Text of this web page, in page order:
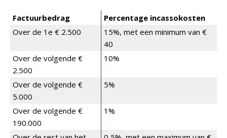
Factuurbedrag
Percentage incassokosten
Over de 1e € 2.500
15%, met een minimum van €
40
Over de volgende €
2.500
10%
Over de volgende €
5.000
5%
Over de volgende €
190.000
1%